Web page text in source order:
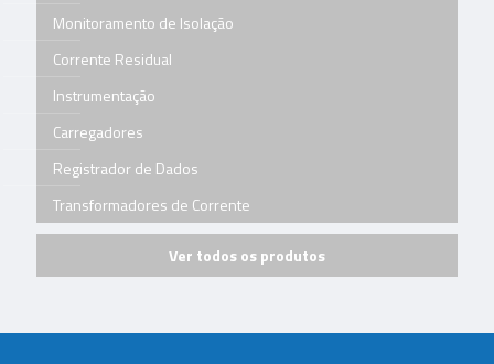
Monitoramento de Isolação
Corrente Residual
Instrumentação
Carregadores
Registrador de Dados
Transformadores de Corrente
Ver todos os produtos